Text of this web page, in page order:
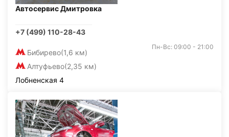
Автосервис Дмитровка
+7 (499) 110-28-43
Бибирево(1,6 км)
Алтуфьево(2,35 км)
Пн-Вс: 09:00 - 21:00
Лобненская 4